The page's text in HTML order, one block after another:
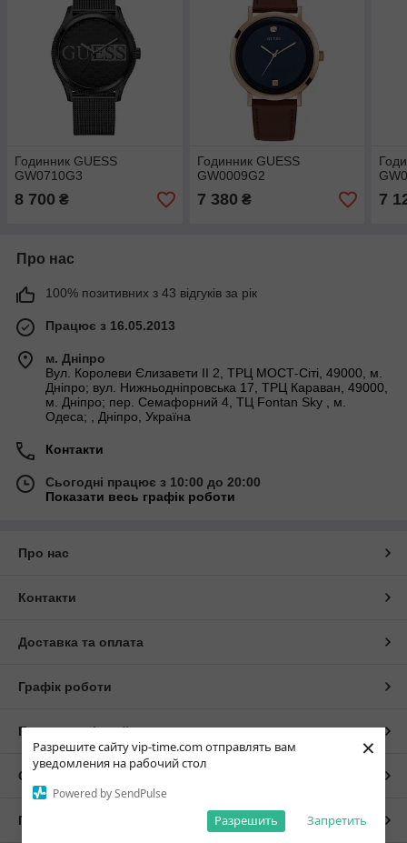
Разрешите сайту vip-time.com отправлять вам
уведомления на рабочий стол
Powered by SendPulse
Запретить
Разрешить
×
Годинник GUESS
GW0710G3
8 700 ₴
Годинник GUESS
GW0009G2
7 380 ₴ 7
Про нас
100% позитивних з 43 відгуків за рік
Працює з 16.05.2013
м. Дніпро
Вул. Королеви Єлизавети ІІ 2, ТРЦ МОСТ-Сіті, 49000, м.
Дніпро; вул. Нижньодніпровська 17, ТРЦ Караван, 49000,
м. Дніпро; пер. Семафорний 4, ТЦ Fontan Sky , м.
Одеса; , Дніпро, Україна
Контакти
Сьогодні працює з 10:00 до 20:00
Показати весь графік роботи
Про нас
Контакти
Доставка та оплата
Графік роботи
Повна версія сайту
Сайт створено на маркетплейсі
Політика конфіденційності